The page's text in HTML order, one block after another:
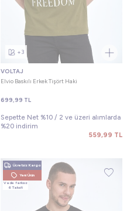
+3
VOLTAJ
Elvio Baskılı Erkek Tişört Haki
699,99 TL
Sepette Net %10 / 2 ve üzeri alımlarda
%20 indirim
559,99 TL
Ücretsiz Kargo
Yeni Ürün
Vade farksız
6 Taksit